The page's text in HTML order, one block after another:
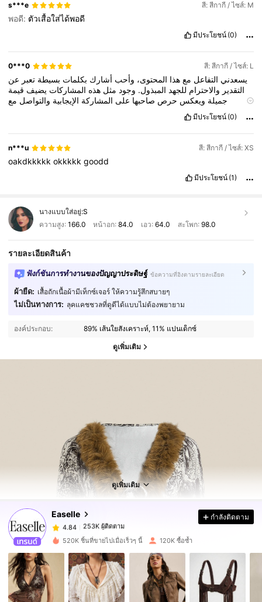
s***e สี: สีกากี / ไซส์: M
พอดี: ตัวเสื้อใส่ได้พอดี
มีประโยชน์ (0)
0***0 สี: สีกากี / ไซส์: L
يسعدني التفاعل مع هذا المحتوى، وأحب أشارك بكلمات بسيطة تعبر عن
التقدير والاحترام للجهد المبذول. وجود مثل هذه المشاركات يضيف قيمة
جميلة ويعكس حرص صاحبها على المشاركة الإيجابية والتواصل مع
الآخرين.
من الرائع
لديهتجربةمختلفة
الوعيويخلقبيئةمريحةللجميع،ويساعدعلىتشجيعالاستمراريةوتبادل
الآراءبشكل محترم يكونله
ممانتوقع،وقد والتطوير.لذلك أحرص دائمًا
أيسلبية. شكرًالكلمنيشارك
ويثريالمحتوى،ونتمنى
وملهم،
มีประโยชน์ (0)
n***u สี: สีกากี / ไซส์: XS
oakdkkkkkokkkkkgoodd
มีประโยชน์ (1)
นางแบบใส่อยู่:S
ความสูง: 166.0 หน้าอก:84.0 เอว: 64.0 สะโพก: 98.0
รายละเอียดสินค้า
ฟังก์ชันการทำงานของปัญญาประดิษฐ์ ข้อความที่อิงตามรายละเอียด
ผ้ายืด: เสื้อถักเนื้อผ้ามีเท็กซ์เจอร์ ให้ความรู้สึกสบายๆ
ไม่เป็นทางการ: ลุคแคชชวลที่ดูดีได้แบบไม่ต้องพยายาม
องค์ประกอบ: 89% เส้นใยสังเคราะห์, 11% แปนเด็กซ์
ดูเพิ่มเติม
ดูเพิ่มเติม
Easelle
4.84 253K ผู้ติดตาม
4.84 253K ผู้ติดตาม
4.84
253K ผู้ติดตาม
n***o
จ่าย1 วันที่ผ่านมา
4.84 253K ผู้ติดตาม
4.84 253K ผู้ติดตาม
กำลังติดตาม
520K ชิ้นที่ขายไปเมื่อเร็วๆ นี้ 120K ซื้อซ้ำ